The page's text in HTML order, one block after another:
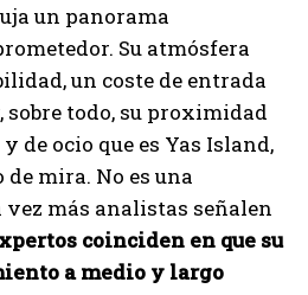
un panorama
Su atmósfera
un coste de entrada
todo, su proximidad
de ocio que es Yas Island,
mira. No es una
vez más analistas señalen
coinciden en que su
a medio y largo